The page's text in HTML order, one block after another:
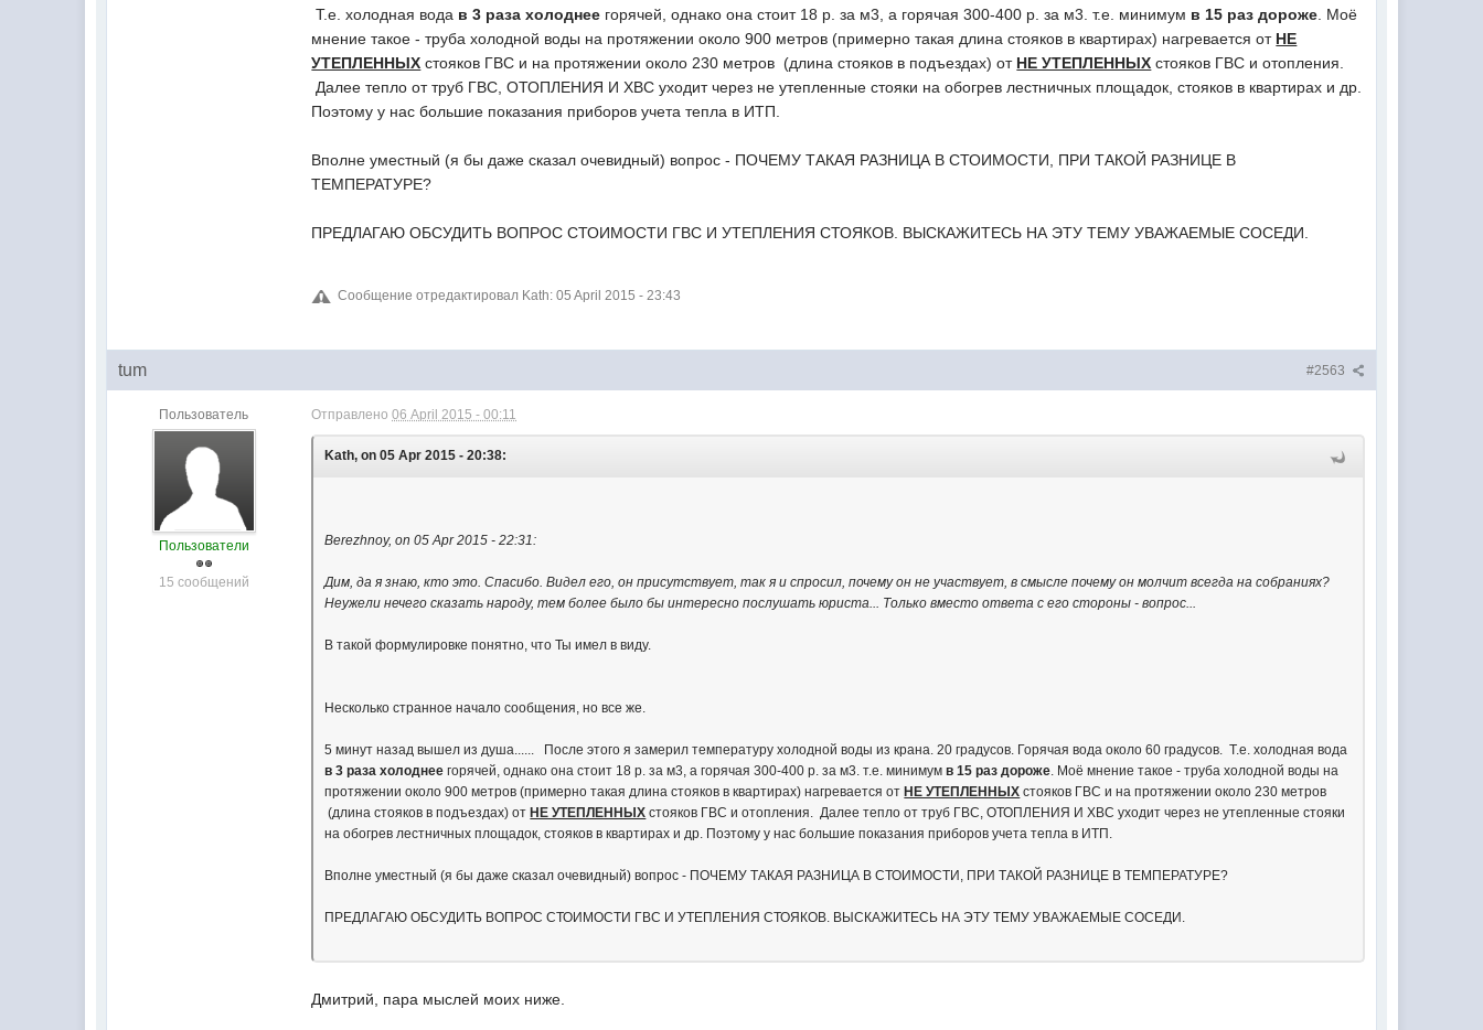
Т.е. холодная вода в 3 раза холоднее горячей, однако она стоит 18 р. за м3, а горячая 300-400 р. за м3. т.е. минимум в 15 раз дороже . Моё
мнение такое - труба холодной воды на протяжении около 900 метров (примерно такая длина стояков в квартирах) нагревается от НЕ
УТЕПЛЕННЫХ стояков ГВС и на протяжении около 230 метров (длина стояков в подъездах) от НЕ УТЕПЛЕННЫХ стояков ГВС и отопления.
Далее тепло от труб ГВС, ОТОПЛЕНИЯ И ХВС уходит через не утепленные стояки на обогрев лестничных площадок, стояков в квартирах и др.
Поэтому у нас большие показания приборов учета тепла в ИТП.
Вполне уместный (я бы даже сказал очевидный) вопрос - ПОЧЕМУ ТАКАЯ РАЗНИЦА В СТОИМОСТИ, ПРИ ТАКОЙ РАЗНИЦЕ В
ТЕМПЕРАТУРЕ?
ПРЕДЛАГАЮ ОБСУДИТЬ ВОПРОС СТОИМОСТИ ГВС И УТЕПЛЕНИЯ СТОЯКОВ. ВЫСКАЖИТЕСЬ НА ЭТУ ТЕМУ УВАЖАЕМЫЕ СОСЕДИ.
Сообщение отредактировал Kath: 05 April 2015 - 23:43
#2563
tum
Пользователь
Пользователи
15 сообщений
Отправлено06 April 2015 - 00:11
Kath, on 05 Apr 2015 - 20:38:
Berezhnoy, on 05 Apr 2015 - 22:31:
Дим, да я знаю, кто это. Спасибо. Видел его, он присутствует, так я и спросил, почему он не участвует, в смысле почему он молчит всегда на собраниях?
Неужели нечего сказать народу, тем более было бы интересно послушать юриста... Только вместо ответа с его стороны - вопрос...
В такой формулировке понятно, что Ты имел в виду.
Несколько странное начало сообщения, но все же.
5 минут назад вышел из душа...... После этого я замерил температуру холодной воды из крана. 20 градусов. Горячая вода около 60 градусов. Т.е. холодная вода
в 3 раза холоднее горячей, однако она стоит 18 р. за м3, а горячая 300-400 р. за м3. т.е. минимумв 15 раз дороже. Моё мнение такое - труба холодной воды на
протяжении около 900 метров (примерно такая длина стояков в квартирах) нагревается от НЕ УТЕПЛЕННЫХ стояков ГВС и на протяжении около 230 метров
(длина стояков в подъездах) от НЕ УТЕПЛЕННЫХ стояков ГВС и отопления. Далее тепло от труб ГВС, ОТОПЛЕНИЯ И ХВС уходит через не утепленные стояки
на обогрев лестничных площадок, стояков в квартирах и др. Поэтому у нас большие показания приборов учета тепла в ИТП.
Вполне уместный (я бы даже сказал очевидный) вопрос - ПОЧЕМУ ТАКАЯ РАЗНИЦА В СТОИМОСТИ, ПРИ ТАКОЙ РАЗНИЦЕ В ТЕМПЕРАТУРЕ?
ПРЕДЛАГАЮ ОБСУДИТЬ ВОПРОС СТОИМОСТИ ГВС И УТЕПЛЕНИЯ СТОЯКОВ. ВЫСКАЖИТЕСЬ НА ЭТУ ТЕМУ УВАЖАЕМЫЕ СОСЕДИ.
Дмитрий, пара мыслей моих ниже.